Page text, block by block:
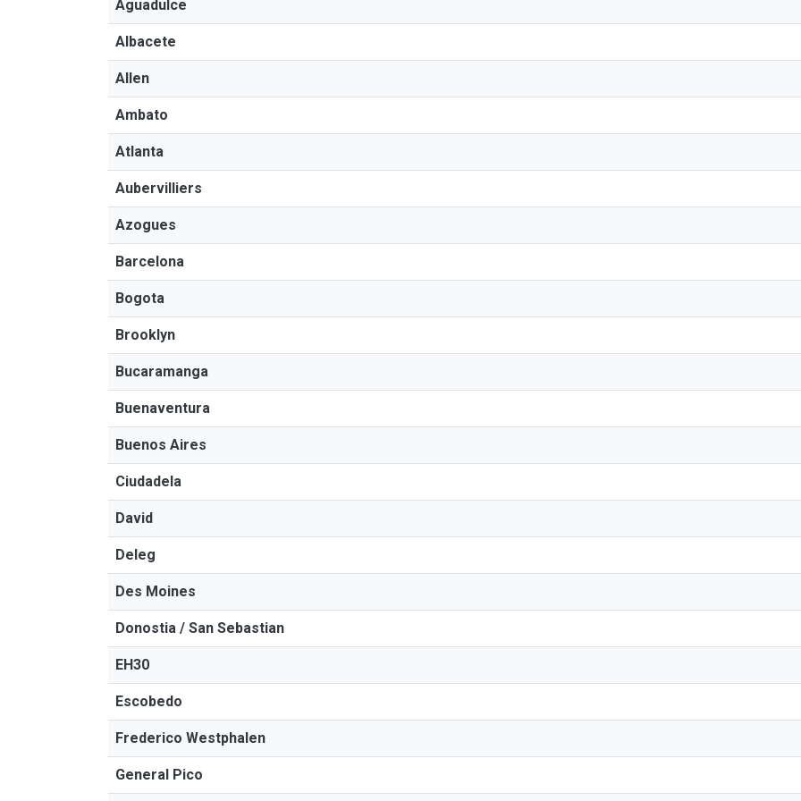
Aguadulce
Albacete
Allen
Ambato
Atlanta
Aubervilliers
Azogues
Barcelona
Bogota
Brooklyn
Bucaramanga
Buenaventura
Buenos Aires
Ciudadela
David
Deleg
Des Moines
Donostia / San Sebastian
EH30
Escobedo
Frederico Westphalen
General Pico